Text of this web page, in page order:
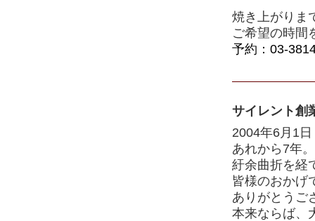
焼き上がりま
ご希望の時間
予約：03-
サイレント創
2004年6月1
あれから7年。
紆余曲折を経
皆様のおかげ
ありがとうご
本来ならば、